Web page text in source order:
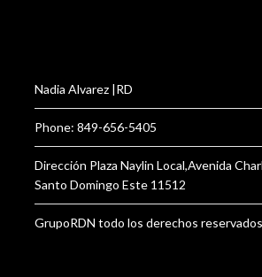
Nadia Alvarez |RD
Phone: 849-656-5405
Dirección Plaza Naylin Local,Avenida
Santo Domingo Este 11512
GrupoRDN todo los derechos reservados